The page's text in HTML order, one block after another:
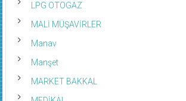
LPG OTOGAZ
MALİ MÜŞAVİRLER
Manav
Manşet
MARKET BAKKAL